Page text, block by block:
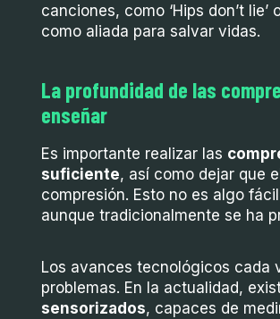
canciones, como ‘Hips don’t lie’
como aliada para salvar vidas.
La profundidad de las
enseñar
Es importante realizar las
suficiente, así como dejar que
compresión. Esto no es algo
aunque tradicionalmente se ha
Los avances tecnológicos cada
problemas. En la actualidad,
sensorizados, capaces de